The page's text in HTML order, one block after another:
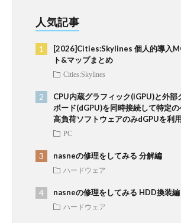
人気記事
[2026]Cities:Skylines 個人的導入
ト&マップまとめ
Cities:Skylines
CPU内蔵グラフィック(iGPU)と外部
ボード(dGPU)を同時接続して特定
高負荷ソフトウェアのみdGPUを利
PC
nasneの修理をしてみる 分解編
ハードウェア
nasneの修理をしてみる HDD換装編
ハードウェア